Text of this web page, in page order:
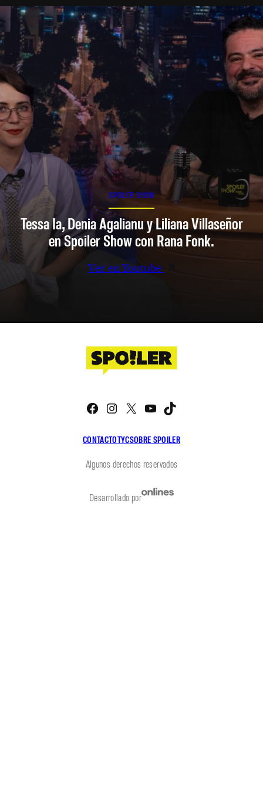
SPOILER SHOW
Tessa Ia, Denia Agalianu y Liliana Villaseñor
en Spoiler Show con Rana Fonk.
Ver en Youtube
CONTACTOTYCSOBRE SPOILER
Facebook
Instagram
X YouTube
Algunos derechos reservados
Desarrollado por